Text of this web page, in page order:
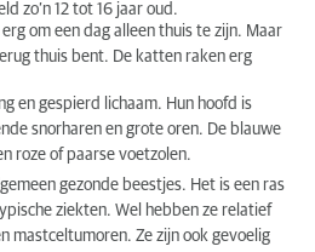
zo’n 12 tot 16 jaar oud.
om een dag alleen thuis te zijn. Maar
thuis bent. De katten raken erg
en gespierd lichaam. Hun hoofd is
snorharen en grote oren. De blauwe
roze of paarse voetzolen.
gezonde beestjes. Het is een ras
ziekten. Wel hebben ze relatief
mastceltumoren. Ze zijn ook gevoelig